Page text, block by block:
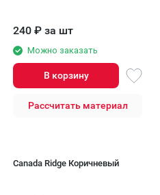
240 ₽ за шт
Можно заказать
В корзину
Рассчитать материал
Canada Ridge Коричневый